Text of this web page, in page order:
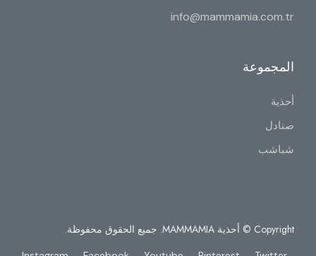
info@mammamia.com.tr
المجموعة
أحذية
صنادل
شباشب
Copyright © أحذية MAMMAMIA. جميع الحقوق محفوظة.